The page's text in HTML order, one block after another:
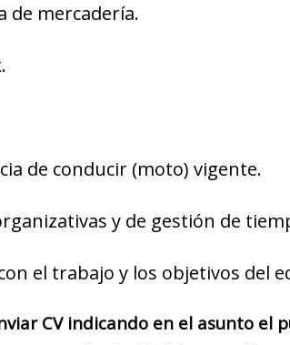
de mercadería.
de conducir (moto) vigente.
y de gestión de
el trabajo y los objetivos del
CV indicando en el asunto el